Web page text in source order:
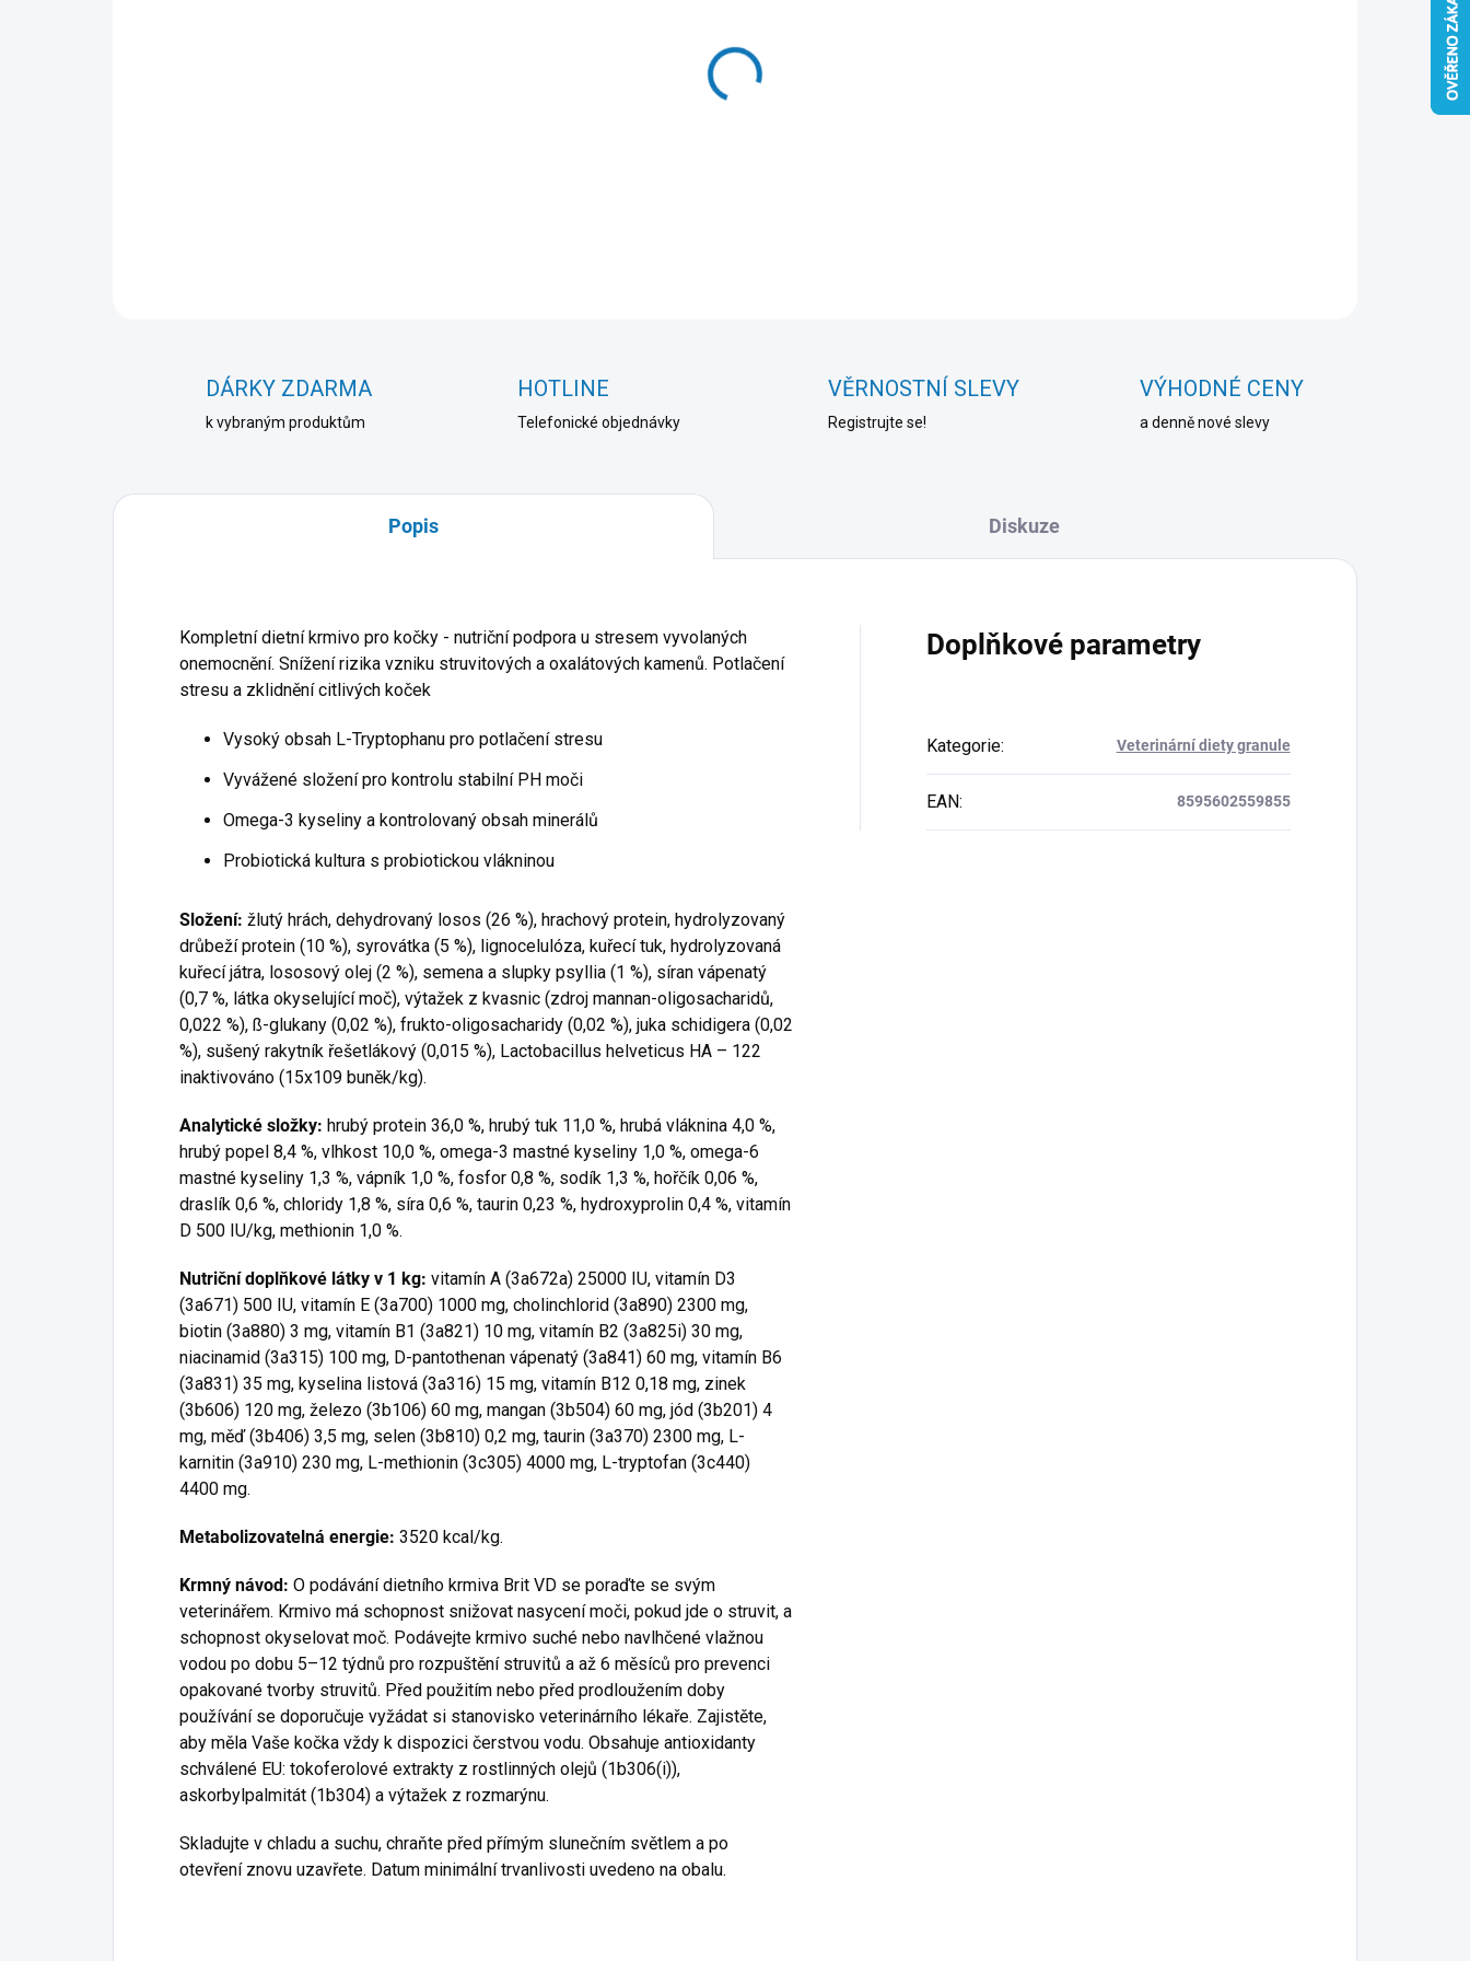
DÁRKY ZDARMA
k vybraným produktům
HOTLINE
Telefonické objednávky
VĚRNOSTNÍ SLEVY
Registrujte se!
VÝHODNÉ CENY
a denně nové slevy
Popis Diskuze
Kompletní dietní krmivo pro kočky - nutriční podpora u stresem vyvolaných
onemocnění. Snížení rizika vzniku struvitových a oxalátových kamenů. Potlačení
stresu a zklidnění citlivých koček
Vysoký obsah L-Tryptophanu pro potlačení stresu
Vyvážené složení pro kontrolu stabilní PH moči
Omega-3 kyseliny a kontrolovaný obsah minerálů
Probiotická kultura s probiotickou vlákninou
Složení: žlutý hrách, dehydrovaný losos (26 %), hrachový protein, hydrolyzovaný
drůbeží protein (10 %), syrovátka (5 %), lignocelulóza, kuřecí tuk, hydrolyzovaná
kuřecí játra, lososový olej (2 %), semena a slupky psyllia (1 %), síran vápenatý
(0,7 %, látka okyselující moč), výtažek z kvasnic (zdroj mannan-oligosacharidů,
0,022 %), ß-glukany (0,02 %), frukto-oligosacharidy (0,02 %), juka schidigera (0,02
%), sušený rakytník řešetlákový (0,015 %), Lactobacillus helveticus HA – 122
inaktivováno (15x109 buněk/kg).
Analytické složky: hrubý protein 36,0 %, hrubý tuk 11,0 %, hrubá vláknina 4,0 %,
hrubý popel 8,4 %, vlhkost 10,0 %, omega-3 mastné kyseliny 1,0 %, omega-6
mastné kyseliny 1,3 %, vápník 1,0 %, fosfor 0,8 %, sodík 1,3 %, hořčík 0,06 %,
draslík 0,6 %, chloridy 1,8 %, síra 0,6 %, taurin 0,23 %, hydroxyprolin 0,4 %, vitamín
D 500 IU/kg, methionin 1,0 %.
Nutriční doplňkové látky v 1 kg: vitamín A (3a672a) 25000 IU, vitamín D3
(3a671) 500 IU, vitamín E (3a700) 1000 mg, cholinchlorid (3a890) 2300 mg,
biotin (3a880) 3 mg, vitamín B1 (3a821) 10 mg, vitamín B2 (3a825i) 30 mg,
niacinamid (3a315) 100 mg, D-pantothenan vápenatý (3a841) 60 mg, vitamín B6
(3a831) 35 mg, kyselina listová (3a316) 15 mg, vitamín B12 0,18 mg, zinek
(3b606) 120 mg, železo (3b106) 60 mg, mangan (3b504) 60 mg, jód (3b201) 4
mg, měď (3b406) 3,5 mg, selen (3b810) 0,2 mg, taurin (3a370) 2300 mg, L-
karnitin (3a910) 230 mg, L-methionin (3c305) 4000 mg, L-tryptofan (3c440)
4400 mg.
Metabolizovatelná energie: 3520 kcal/kg.
Krmný návod: O podávání dietního krmiva Brit VD se poraďte se svým
veterinářem. Krmivo má schopnost snižovat nasycení moči, pokud jde o struvit, a
schopnost okyselovat moč. Podávejte krmivo suché nebo navlhčené vlažnou
vodou po dobu 5–12 týdnů pro rozpuštění struvitů a až 6 měsíců pro prevenci
opakované tvorby struvitů. Před použitím nebo před prodloužením doby
používání se doporučuje vyžádat si stanovisko veterinárního lékaře. Zajistěte,
aby měla Vaše kočka vždy k dispozici čerstvou vodu. Obsahuje antioxidanty
schválené EU: tokoferolové extrakty z rostlinných olejů (1b306(i)),
askorbylpalmitát (1b304) a výtažek z rozmarýnu.
Skladujte v chladu a suchu, chraňte před přímým slunečním světlem a po
otevření znovu uzavřete. Datum minimální trvanlivosti uvedeno na obalu.
Doplňkové parametry
Kategorie: Veterinární diety granule
EAN: 8595602559855